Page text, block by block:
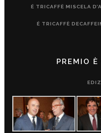
É TRICAFFÈ MISCELA
É TRICAFFÈ
PREMIO